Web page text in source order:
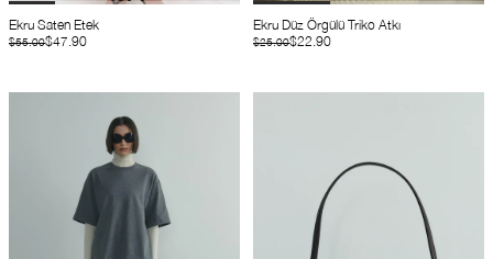
Ekru Saten Etek
$47.90
$55.00
Ekru Düz Örgülü Triko Atkı
$22.90
$25.00